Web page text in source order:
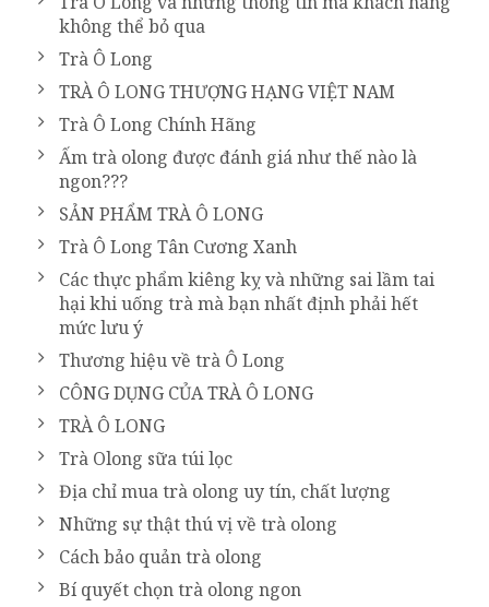
không thể bỏ qua
Trà Ô Long
TRÀ Ô LONG THƯỢNG HẠNG VIỆT NAM
Trà Ô Long Chính Hãng
Ấm trà olong được đánh giá như thế nào là
ngon???
SẢN PHẨM TRÀ Ô LONG
Trà Ô Long Tân Cương Xanh
Các thực phẩm kiêng kỵ và những sai lầm tai
hại khi uống trà mà bạn nhất định phải hết
mức lưu ý
Thương hiệu về trà Ô Long
CÔNG DỤNG CỦA TRÀ Ô LONG
TRÀ Ô LONG
Trà Olong sữa túi lọc
Địa chỉ mua trà olong uy tín, chất lượng
Những sự thật thú vị về trà olong
Cách bảo quản trà olong
Bí quyết chọn trà olong ngon